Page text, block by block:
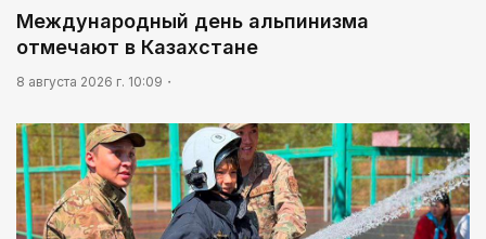
В столице реализуется проект «Школа
национального ремесла»
Международный день альпинизма
отмечают в Казахстане
8 августа 2026 г. 10:09